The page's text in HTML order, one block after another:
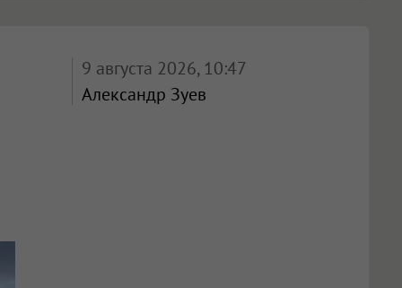
9 августа 2026, 10:47
Александр Зуев